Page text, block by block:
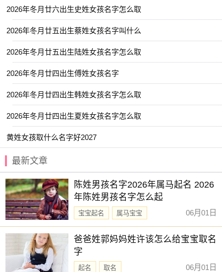
【铭恩】 【斯咏】 【道风】 【齐杨】
【涵雷】 【云易】 【东璟】 【诚颢】
【玮航】 【思澈】 【云栋】 【昱昕】
【知遥】 【溪南】 【少禹】 【远之】
【山澜】 【翊晗】 【允廷】 【渝凡】
【云浩】 【尚霖】 【锦腾】 【鹤琦】
【知勇】 【翊金】 【浩予】 【宸昭】
【忆君】 【明诺】 【锦容】 【书蕴】
【深华】 【羽墨】 【翊威】 【梧伟】
【淇岩】 【羽熙】 【于渊】 【炯丞】
【熙嘉】 【翊佐】 【尹黎】 【子玮】
【嘉彦】 【柏羲】 【翊冬】 【翊德】
【学致】 【景赫】 【骐霖】 【承煜】
【梓乔】 【源皓】 【翊亭】 【翊群】
2026年冬月廿六出生史姓女孩名字怎么取
2026年冬月廿五出生蔡姓女孩名字叫什么
2026年冬月廿五出生陆姓女孩名字怎么取
2026年冬月廿四出生傅姓女孩名字
2026年冬月廿四出生韩姓女孩名字怎么取
2026年冬月廿四出生夏姓女孩名字怎么取
黄姓女孩取什么名字好2027
最新文章
陈姓男孩名字2026年属马起名 2026
年陈姓男孩名字怎么起
宝宝起名
属马宝宝
新生儿取名
06月01日
爸爸姓郭妈妈姓许该怎么给宝宝取名
字
起名 取名 06月01日